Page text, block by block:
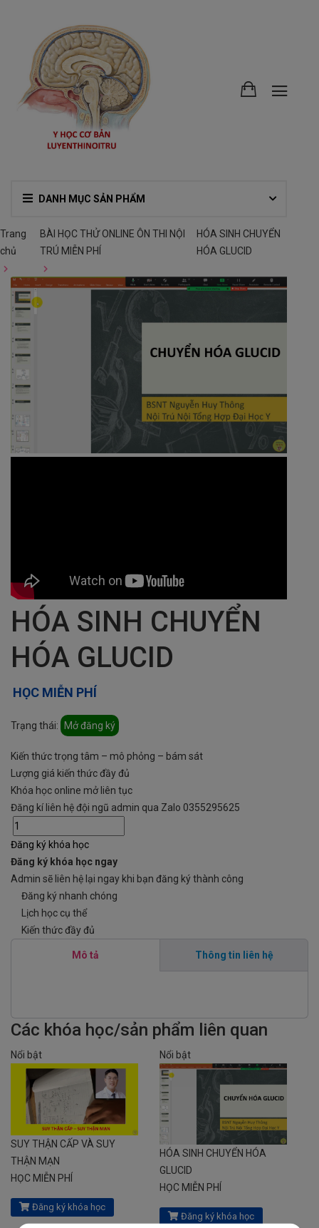
DANH MỤC SẢN PHẨM
Trang
chủ
BÀI HỌC THỬ ONLINE ÔN THI NỘI
TRÚ MIỄN PHÍ
HÓA SINH CHUYỂN
HÓA GLUCID
HÓA SINH CHUYỂN
HÓA GLUCID
HỌC MIỄN PHÍ
Trạng thái: Mở đăng ký
Kiến thức trọng tâm – mô phỏng – bám sát
Lượng giá kiến thức đầy đủ
Khóa học online mở liên tục
Đăng kí liên hệ đội ngũ admin qua Zalo 0355295625
Đăng ký khóa học
Đăng ký khóa học ngay
Admin sẽ liên hệ lại ngay khi bạn đăng ký thành công
Đăng ký nhanh chóng
Lịch học cụ thể
Kiến thức đầy đủ
Mô tả Thông tin liên hệ
Các khóa học/sản phẩm liên quan
Nổi bật
SUY THẬN CẤP VÀ SUY
THẬN MẠN
HỌC MIỄN PHÍ
Đăng ký khóa học
Nổi bật
HÓA SINH CHUYỂN HÓA
GLUCID
HỌC MIỄN PHÍ
Đăng ký khóa học